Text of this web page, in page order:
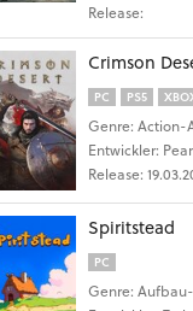
Release:
Crimson
PC PS5
Genre: Action-
Entwickler:
Release:
Spiritstead
PC
Genre: